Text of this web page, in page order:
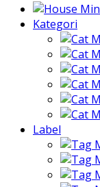
Kategori
Label